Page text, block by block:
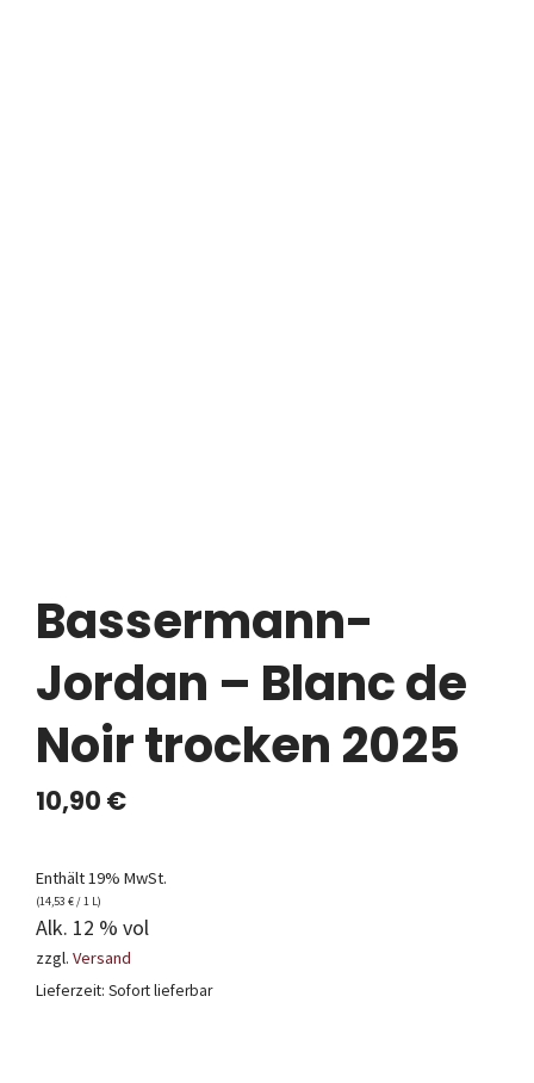
Bassermann-
Jordan – Blanc de
Noir trocken 2025
10,90 €
Enthält 19% MwSt.
(14,53 € / 1 L)
Alk. 12 % vol
zzgl. Versand
Lieferzeit: Sofort lieferbar